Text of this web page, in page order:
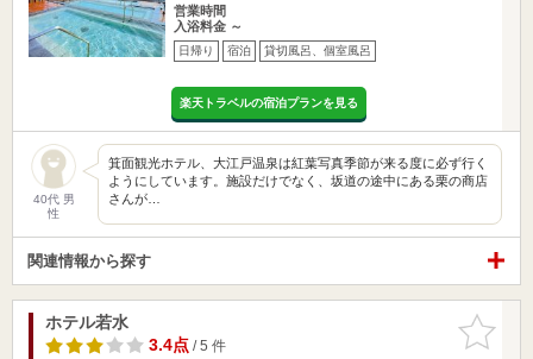
営業時間
入浴料金 ～
日帰り 宿泊 貸切風呂、個室風呂
楽天トラベルの宿泊プランを見る
40代 男
性
箕面観光ホテル、大江戸温泉は紅葉写真季節が来る度に必ず行く
ようにしています。施設だけでなく、坂道の途中にある栗の商店
さんが…
関連情報から探す
お気に入
りに追加
ホテル若水
3.4点/ 5 件